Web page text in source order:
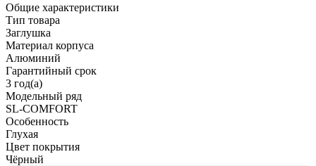
Общие характеристики
Тип товара
Заглушка
Материал корпуса
Алюминий
Гарантийный срок
3 год(а)
Модельный ряд
SL-COMFORT
Особенность
Глухая
Цвет покрытия
Чёрный